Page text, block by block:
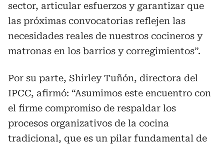
sector, articular esfuerzos y garantizar que
las próximas convocatorias reflejen las
necesidades reales de nuestros cocineros y
matronas en los barrios y corregimientos”.
Por su parte, Shirley Tuñón, directora del
IPCC, afirmó: “Asumimos este encuentro con
el firme compromiso de respaldar los
procesos organizativos de la cocina
tradicional, que es un pilar fundamental de